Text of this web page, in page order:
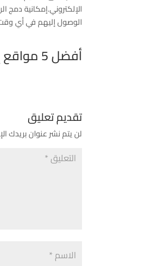
الإلكتروني.إمكانية
الوصول إليهم في أي
أفضل 5 مواقع إلكترونية تقدم روبوتات دردشة عربية
تقديم تعليق
لن يتم نشر عنوان بريدك